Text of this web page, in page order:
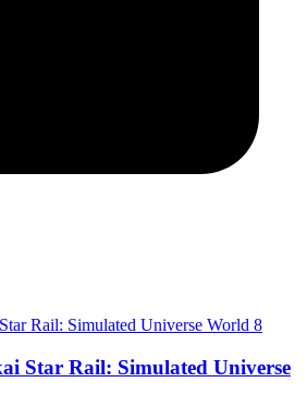
Star Rail: Simulated Universe